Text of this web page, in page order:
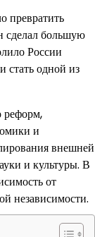
превратить
сделал большую
России
стать одной из
реформ,
и
внешней
и культуры. В
от
независимости.